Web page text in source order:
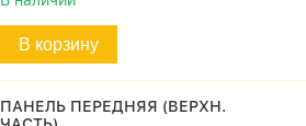
В корзину
ПАНЕЛЬ ПЕРЕДНЯЯ (ВЕРХН.